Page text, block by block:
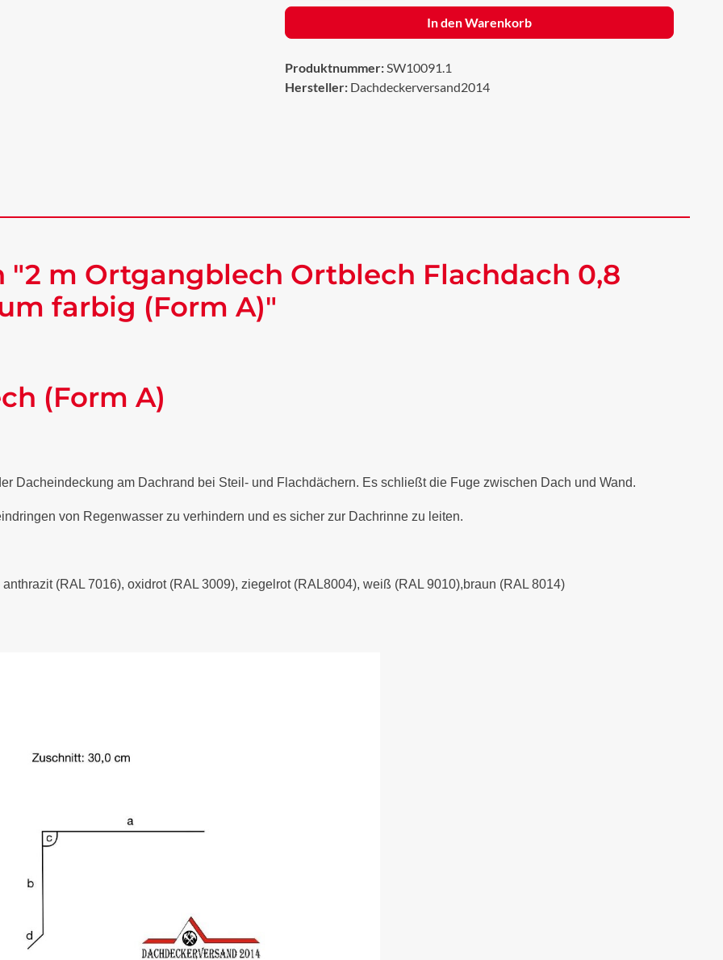
In den Warenkorb
Produktnummer:SW10091.1
Hersteller: Dachdeckerversand2014
m Ortgangblech Ortblech Flachdach 0,8
farbig (Form A)"
(Form A)
Dacheindeckung am Dachrand bei Steil- und Flachdächern. Es schließt die Fuge zwischen Dach und Wand.
von Regenwasser zu verhindern und es sicher zur Dachrinne zu leiten.
(RAL 7016), oxidrot (RAL 3009), ziegelrot (RAL8004), weiß (RAL 9010),braun (RAL 8014)